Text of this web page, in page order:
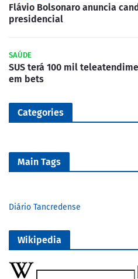
Flávio Bolsonaro anuncia
presidencial
SAÚDE
SUS terá 100 mil
em bets
Categories
Main Tags
Diário Tancredense
Wikipedia